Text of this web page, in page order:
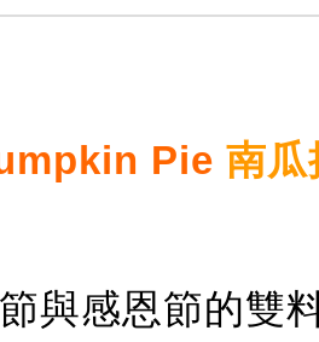
Pie 南瓜
與感恩節的雙